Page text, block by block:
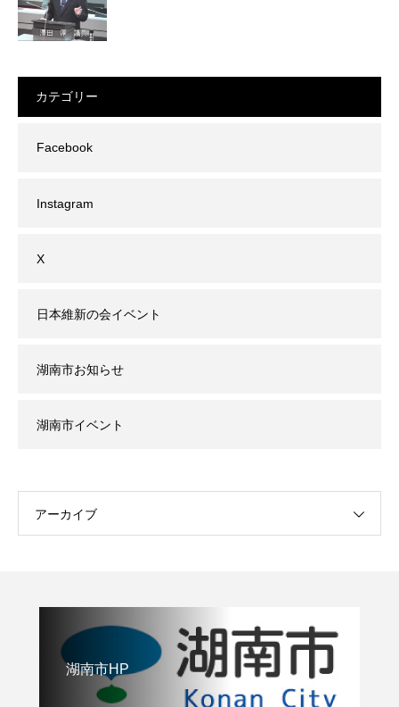
カテゴリー
Facebook
Instagram
X
日本維新の会イベント
湖南市お知らせ
湖南市イベント
アーカイブ
湖南市HP